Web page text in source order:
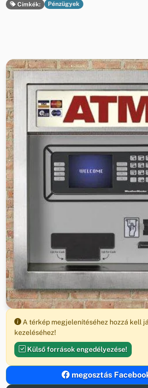
Címkék: Pénzügyek
A térkép megjelenítéséhez hozzá kell
kezeléséhez!
Külső források engedélyezése!
megosztás